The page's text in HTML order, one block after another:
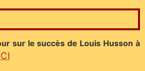
sur le succès de Louis Husson à